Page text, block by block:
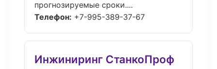
прогнозируемые сроки....
Телефон: +7-995-389-37-67
Инжиниринг СтанкоПроф